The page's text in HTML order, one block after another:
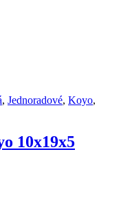
, Jednoradové, Koyo,
10x19x5